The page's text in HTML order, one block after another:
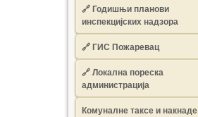
🔗Годишњи планови
инспекцијских надзора
🔗 ГИС Пожаревац
🔗 Локална пореска
администрација
Комуналне таксе и накнаде